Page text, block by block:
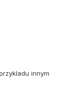
innym